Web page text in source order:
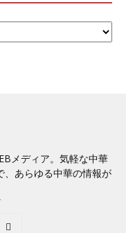
メディア。気軽な中華
、あらゆる中華の情報が